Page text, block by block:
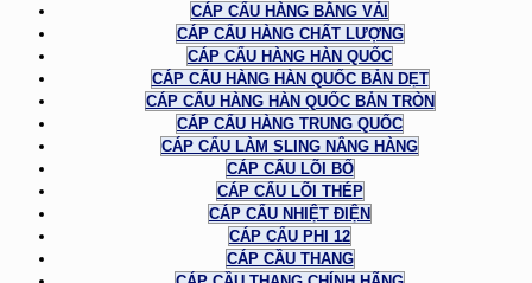
CÁP CẨU HÀNG BẰNG VẢI
CÁP CẨU HÀNG CHẤT LƯỢNG
CÁP CẨU HÀNG HÀN QUỐC
CÁP CẨU HÀNG HÀN QUỐC BẢN DẸT
CÁP CẨU HÀNG HÀN QUỐC BẢN TRÒN
CÁP CẨU HÀNG TRUNG QUỐC
CÁP CẨU LÀM SLING NÂNG HÀNG
CÁP CẨU LÕI BỐ
CÁP CẨU LÕI THÉP
CÁP CẨU NHIỆT ĐIỆN
CÁP CẨU PHI 12
CÁP CẦU THANG